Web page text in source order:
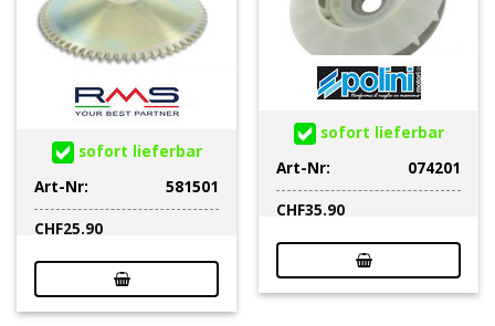
sofort lieferbar
Art-Nr:
581501
CHF25.90
sofort lieferbar
Art-Nr:
074201
CHF35.90